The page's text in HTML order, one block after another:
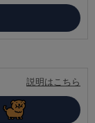
説明はこちら